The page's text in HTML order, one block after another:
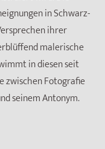
in Schwarz-
ihrer
malerische
in diesen seit
zwischen Fotografie
seinem Antonym.